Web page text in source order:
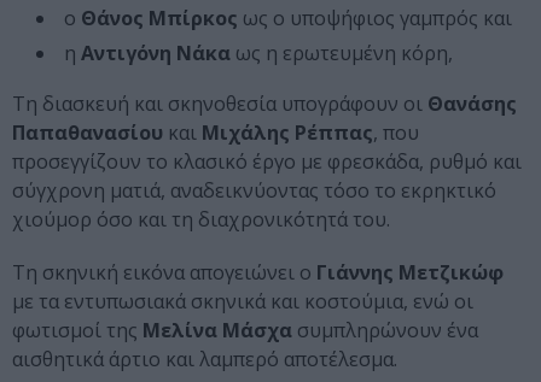
ο Θάνος Μπίρκος ως ο υποψήφιος γαμπρός και
η Αντιγόνη Νάκα ως η ερωτευμένη κόρη,
Τη διασκευή και σκηνοθεσία υπογράφουν οι Θανάσης
Παπαθανασίου και Μιχάλης Ρέππας, που
προσεγγίζουν το κλασικό έργο με φρεσκάδα, ρυθμό και
σύγχρονη ματιά, αναδεικνύοντας τόσο το εκρηκτικό
χιούμορ όσο και τη διαχρονικότητά του.
Τη σκηνική εικόνα απογειώνει ο Γιάννης Μετζικώφ
με τα εντυπωσιακά σκηνικά και κοστούμια, ενώ οι
φωτισμοί της Μελίνα Μάσχα συμπληρώνουν ένα
αισθητικά άρτιο και λαμπερό αποτέλεσμα.